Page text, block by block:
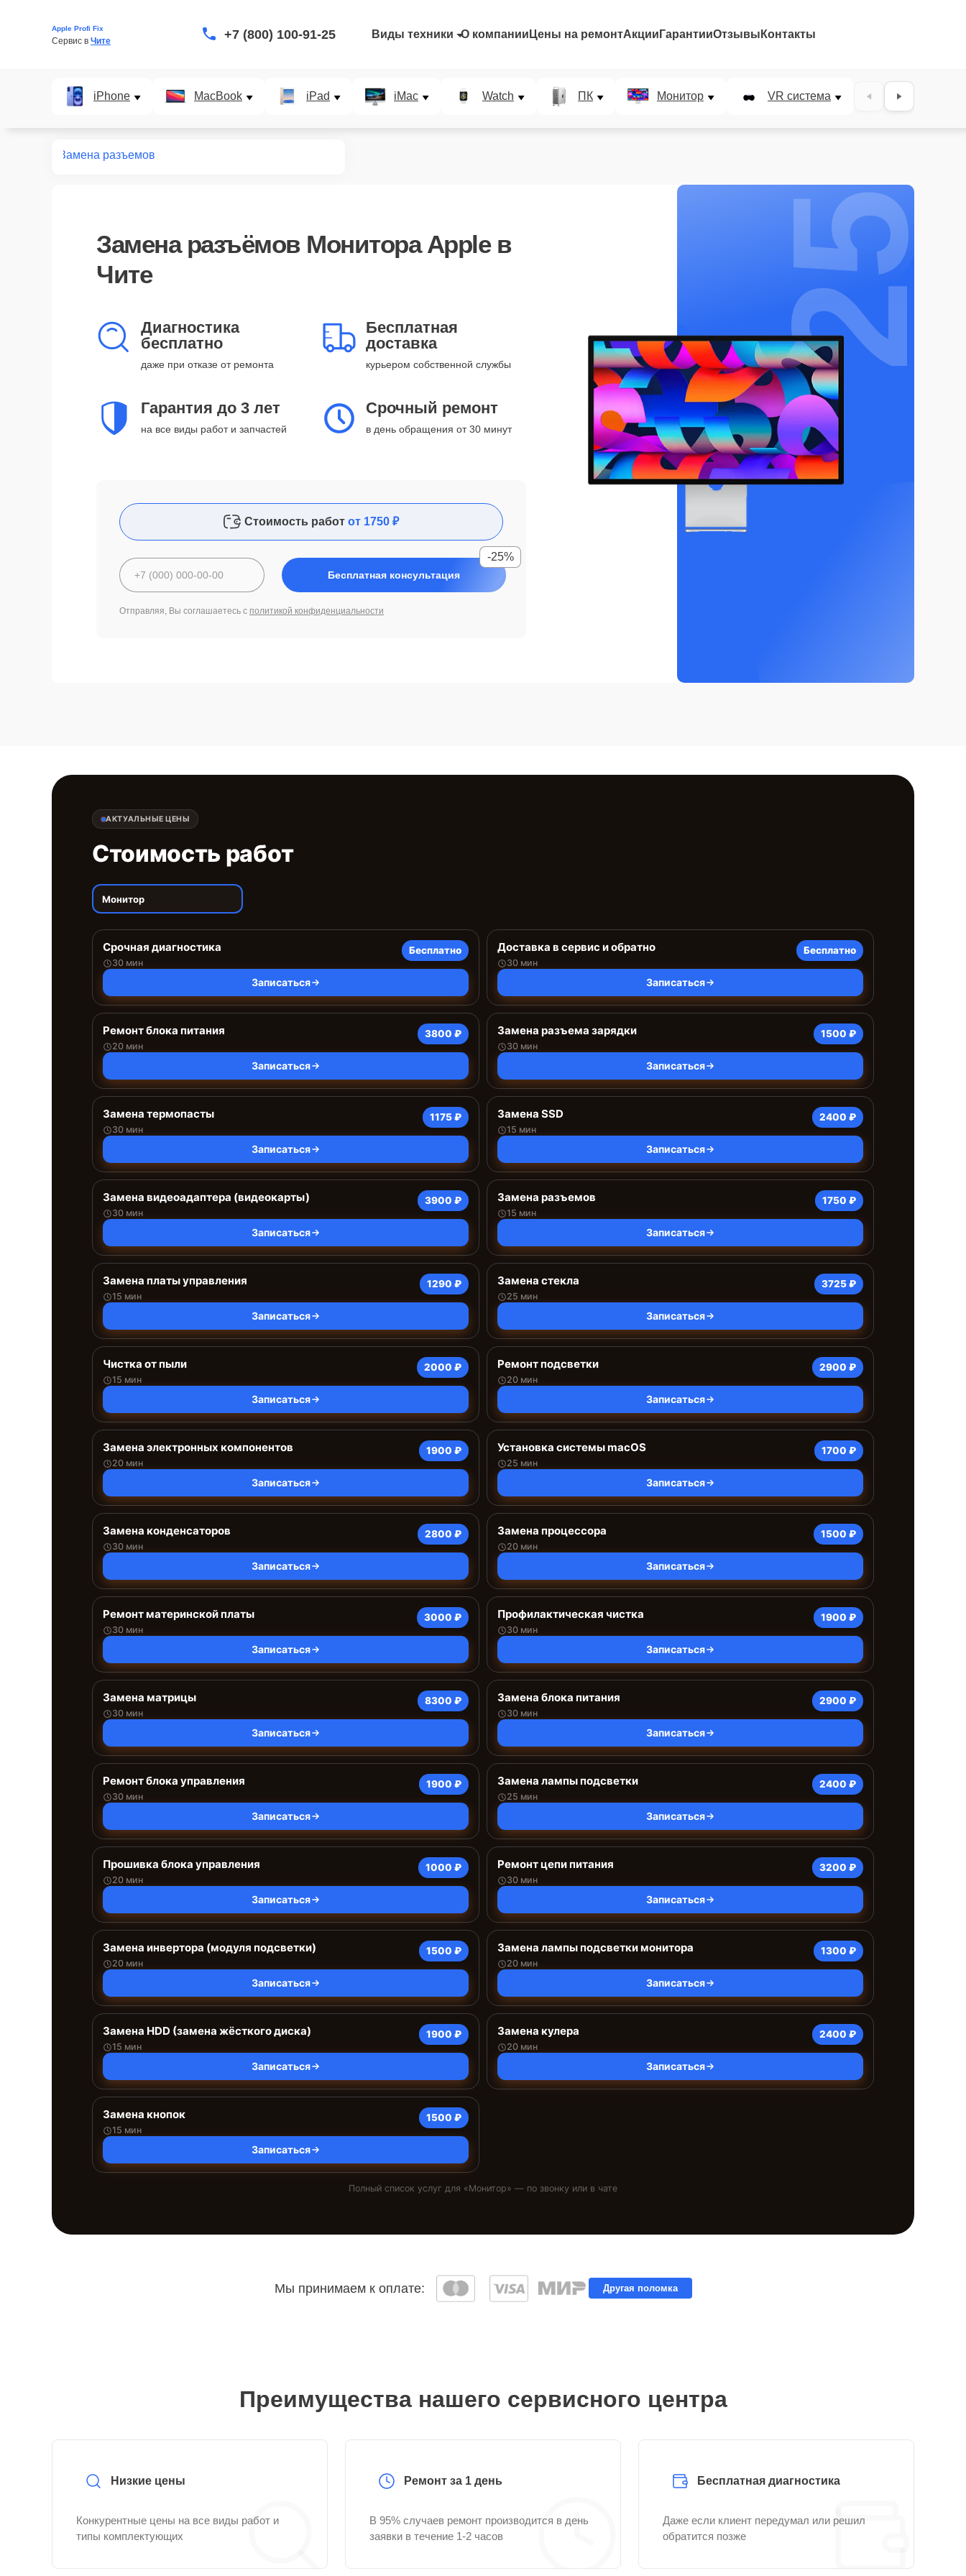
Apple Profi Fix
Сервис в Чите +7 (800) 100-91-25 Виды техники О компании Цены на ремонтАкции ГарантииОтзывы Контакты
iPhone MacBook iPad iMac Watch ПК Монитор VR система Наушники
Замена разъемов
Замена разъёмов Монитора Apple в
Чите
Диагностика
бесплатно
даже при отказе от ремонта
Бесплатная
доставка
курьером собственной службы
Гарантия до 3 лет
на все виды работ и запчастей
Срочный ремонт
в день обращения от 30 минут
Стоимость работ от 1750 ₽
Бесплатная консультация
-25%
Отправляя, Вы соглашаетесь с политикой конфиденциальности
25%
АКТУАЛЬНЫЕ ЦЕНЫ
Стоимость работ
Монитор
Срочная диагностика
30 мин
Бесплатно
Записаться
Доставка в сервис и обратно
30 мин
Бесплатно
Записаться
Ремонт блока питания
20 мин
3800 ₽
Записаться
Замена разъема зарядки
30 мин
1500 ₽
Записаться
Замена термопасты
30 мин
1175 ₽
Записаться
Замена SSD
15 мин
2400 ₽
Записаться
Замена видеоадаптера (видеокарты)
30 мин
3900 ₽
Записаться
Замена разъемов
15 мин
1750 ₽
Записаться
Замена платы управления
15 мин
1290 ₽
Записаться
Замена стекла
25 мин
3725 ₽
Записаться
Чистка от пыли
15 мин
2000 ₽
Записаться
Ремонт подсветки
20 мин
2900 ₽
Записаться
Замена электронных компонентов
20 мин
1900 ₽
Записаться
Установка системы macOS
25 мин
1700 ₽
Записаться
Замена конденсаторов
30 мин
2800 ₽
Записаться
Замена процессора
20 мин
1500 ₽
Записаться
Ремонт материнской платы
30 мин
3000 ₽
Записаться
Профилактическая чистка
30 мин
1900 ₽
Записаться
Замена матрицы
30 мин
8300 ₽
Записаться
Замена блока питания
30 мин
2900 ₽
Записаться
Ремонт блока управления
30 мин
1900 ₽
Записаться
Замена лампы подсветки
25 мин
2400 ₽
Записаться
Прошивка блока управления
20 мин
1000 ₽
Записаться
Ремонт цепи питания
30 мин
3200 ₽
Записаться
Замена инвертора (модуля подсветки)
20 мин
1500 ₽
Записаться
Замена лампы подсветки монитора
20 мин
1300 ₽
Записаться
Замена HDD (замена жёсткого диска)
15 мин
1900 ₽
Записаться
Замена кулера
20 мин
2400 ₽
Записаться
Замена кнопок
15 мин
1500 ₽
Записаться
Полный список услуг для «Монитор» — по звонку или в чате
Мы принимаем к оплате: Другая поломка
Преимущества нашего сервисного центра
Низкие цены
Конкурентные цены на все виды работ и
типы комплектующих
Ремонт за 1 день
В 95% случаев ремонт производится в день
заявки в течение 1-2 часов
Бесплатная диагностика
Даже если клиент передумал или решил
обратится позже